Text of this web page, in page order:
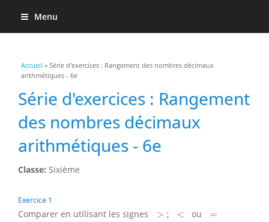
Menu
Vous êtes ici
Accueil » Série d'exercices : Rangement des nombres décimaux
arithmétiques - 6e
Série d'exercices : Rangement
des nombres décimaux
arithmétiques - 6e
Classe: Sixième
Exercice 1
Comparer en utilisant les signes > ; <
>; < ou =
=